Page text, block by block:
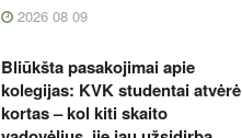
2026 08 09
Bliūkšta pasakojimai apie
kolegijas: KVK studentai atvėrė
kortas – kol kiti skaito